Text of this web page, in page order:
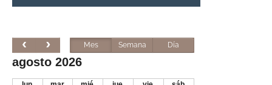
Mes Semana Día
agosto 2026